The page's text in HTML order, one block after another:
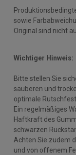
sowie
Original sind nicht
Wichtiger Hinweis:
Bitte stellen Sie
sauberen und
optimale
Ein regelmäßiges
Haftkraft des
schwarzen
Achten Sie zudem
und von offenem